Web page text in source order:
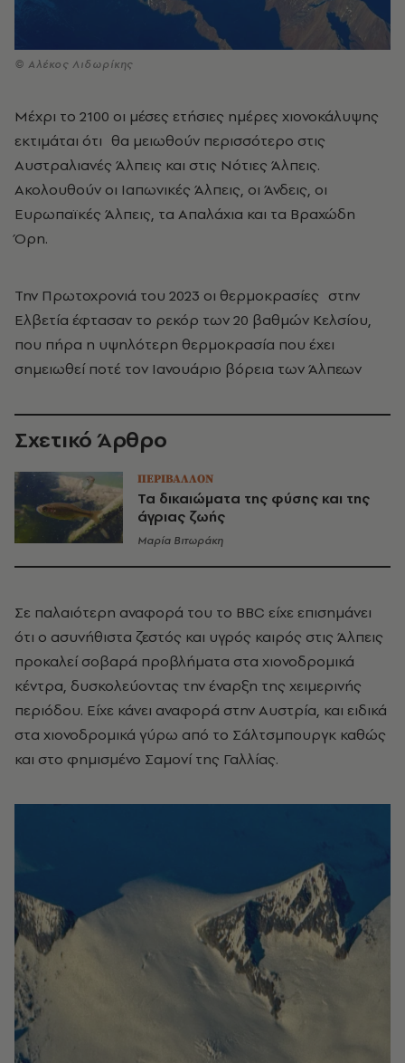
© Αλέκος Λιδωρίκης
Μέχρι το 2100 οι μέσες ετήσιες ημέρες χιονοκάλυψης
εκτιμάται ότι θα μειωθούν περισσότερο στις
Αυστραλιανές Άλπεις και στις Νότιες Άλπεις.
Ακολουθούν οι Ιαπωνικές Άλπεις, οι Άνδεις, οι
Ευρωπαϊκές Άλπεις, τα Απαλάχια και τα Βραχώδη
Όρη.
Την Πρωτοχρονιά του 2023 οι θερμοκρασίες στην
Ελβετία έφτασαν το ρεκόρ των 20 βαθμών Κελσίου,
που πήρα η υψηλότερη θερμοκρασία που έχει
σημειωθεί ποτέ τον Ιανουάριο βόρεια των Άλπεων
Σχετικό Άρθρο
ΠΕΡΙΒΑΛΛΟΝ
Τα δικαιώματα της φύσης και της
άγριας ζωής
Μαρία Βιτωράκη
Σε παλαιότερη αναφορά του το BBC είχε επισημάνει
ότι ο ασυνήθιστα ζεστός και υγρός καιρός στις Άλπεις
προκαλεί σοβαρά προβλήματα στα χιονοδρομικά
κέντρα, δυσκολεύοντας την έναρξη της χειμερινής
περιόδου. Είχε κάνει αναφορά στην Αυστρία, και ειδικά
στα χιονοδρομικά γύρω από το Σάλτσμπουργκ καθώς
και στο φημισμένο Σαμονί της Γαλλίας.